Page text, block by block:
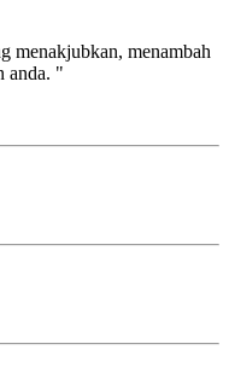
menakjubkan, menambah
anda. "